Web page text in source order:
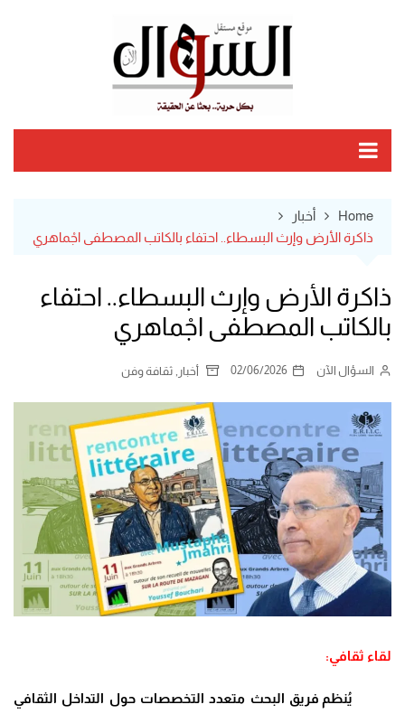
Home
أخبار
ذاكرة الأرض وإرث البسطاء.. احتفاء بالكاتب المصطفى اجْماهري
ذاكرة الأرض وإرث البسطاء.. احتفاء
بالكاتب المصطفى اجْماهري
السؤال الآن 02/06/2026 أخبار ثقافة وفن
لقاء ثقافي:
يُنظم فريق البحث متعدد التخصصات حول التداخل الثقافي